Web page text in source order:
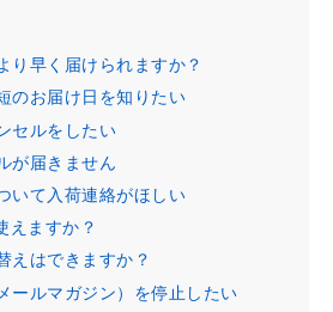
り早く届けられますか？
のお届け日を知りたい
セルをしたい
が届きません
いて入荷連絡がほしい
えますか？
えはできますか？
ールマガジン）を停止したい